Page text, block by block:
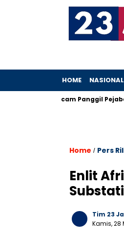
HOME NASIONAL
KPK Ancam Panggil Pejabat
Home / Pers
Enlit
Tim 23
Kamis, 28